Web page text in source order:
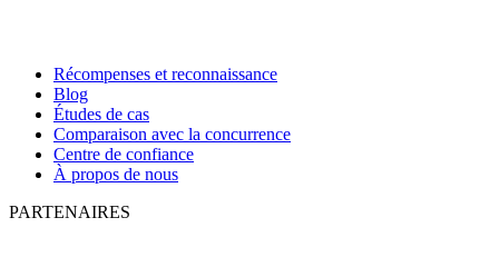
Récompenses et reconnaissance
Blog
Études de cas
Comparaison avec la concurrence
Centre de confiance
À propos de nous
PARTENAIRES